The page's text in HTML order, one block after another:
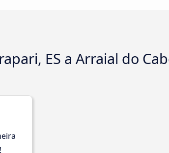
ES a Arraial do